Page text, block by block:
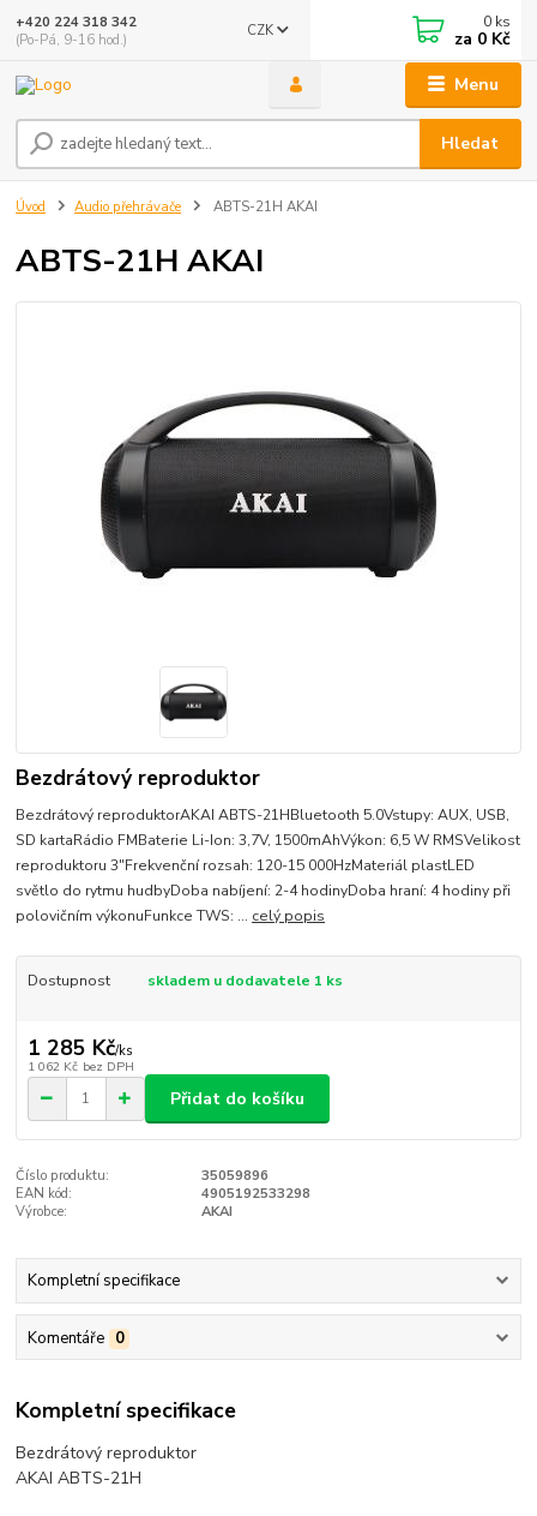
Menu
CZK
Hledat
+420 224 318 342
(Po-Pá, 9-16 hod.)
0 ks
za 0 Kč
Úvod Audio přehrávače ABTS-21H AKAI
ABTS-21H AKAI
Bezdrátový reproduktor
Bezdrátový reproduktorAKAI ABTS-21HBluetooth 5.0Vstupy: AUX, USB,
SD kartaRádio FMBaterie Li-Ion: 3,7V, 1500mAhVýkon: 6,5 W RMSVelikost
reproduktoru 3"Frekvenční rozsah: 120-15 000HzMateriál plastLED
světlo do rytmu hudbyDoba nabíjení: 2-4 hodinyDoba hraní: 4 hodiny při
polovičním výkonuFunkce TWS: ... celý popis
Dostupnost skladem u dodavatele 1 ks
1 285 Kč/ks
1 062 Kč bez DPH
Přidat do košíku
Číslo produktu:
35059896
EAN kód:
4905192533298
Výrobce:
AKAI
Kompletní specifikace
Komentáře 0
Kompletní specifikace
Bezdrátový reproduktor
AKAI ABTS-21H